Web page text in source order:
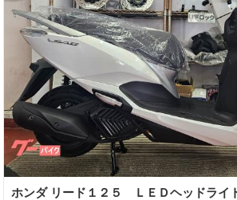
ホンダ リード１２５ ＬＥＤヘッドラ